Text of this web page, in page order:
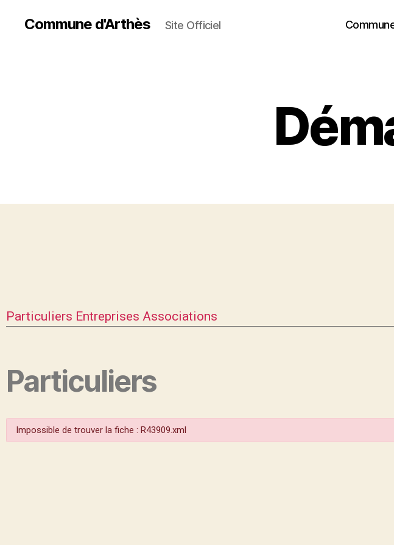
Commune d'Arthès Site Officiel
Particuliers Entreprises Associations
Particuliers
Impossible de trouver la fiche : R43909.xml